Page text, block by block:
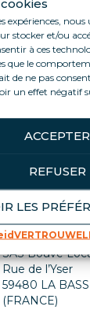
expériences, nous
stocker et/ou
à ces
que le
de ne pas
un effet négatif
ACCEPTER
REFUSER
LES
met
Neem
SIÈGE SOCIAL
SAS Bouve
Rue de l’Yser
59480 LA
(FRANCE)